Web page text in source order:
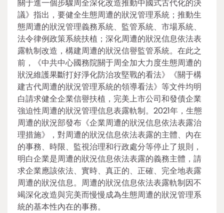
關于進一個步驟周全深化改造推動中國式古代化的決
議》指出，要健全生態周遭的狀況管理系統；推動生
態周遭的狀況管理義務系統、監管系統、市場系統、
法令律例政策系統扶植；深化周遭的狀況信息依法表
露軌制改造，構建周遭的狀況信譽監管系統。在此之
前，《中共中心國務院關于周全加大力度生態周遭的
狀況維護果斷打好淨化防治攻堅戰的看法》《關于構
建古代周遭的狀況管理系統的領導看法》等文件均明
白請求健全企業信譽扶植，完美上市公司和發債企業
強迫性周遭的狀況管理信息表露軌制。2021年，生態
周遭的狀況部發布《企業周遭的狀況信息依法表露治
理措施》，對周遭的狀況信息依法表露的主體、內在
的事務、時限、監視治理和行政處分等停止了規則，
明白企業是周遭的狀況信息依法表露的義務主體，請
求企業應該依法、實時、真正的、正確、完全地表露
周遭的狀況信息。周遭的狀況信息依法表露軌制因不
竭深化改造與完美而慢慢成為生態周遭的狀況管理系
統的基本性內在的事務。